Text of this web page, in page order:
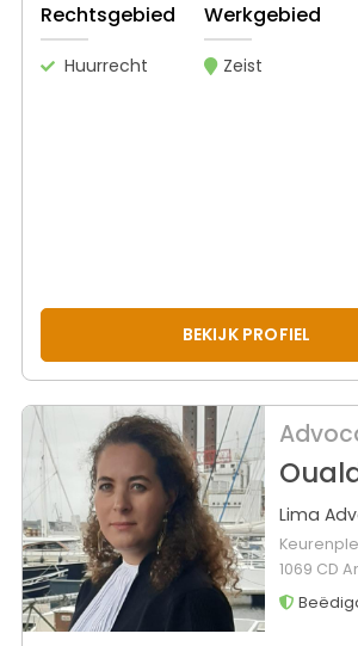
Rechtsgebied
Huurrecht
Werkgebied
Zeist
BEKIJK PROFIEL
Lima
1069 CD